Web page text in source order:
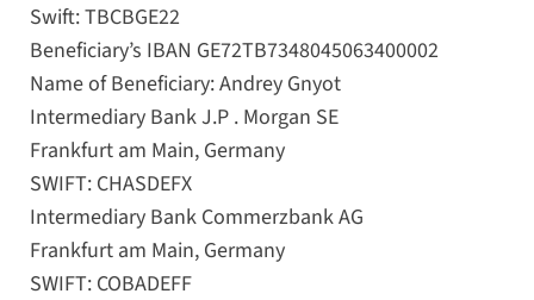
Swift: TBCBGE22
Beneficiary’s IBAN GE72TB7348045063400002
Name of Beneficiary: Andrey Gnyot
Intermediary Bank J.P . Morgan SE
Frankfurt am Main, Germany
SWIFT: CHASDEFX
Intermediary Bank Commerzbank AG
Frankfurt am Main, Germany
SWIFT: COBADEFF